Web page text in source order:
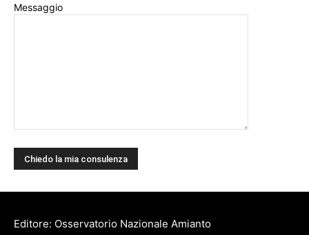
Messaggio
Editore: Osservatorio Nazionale Amianto